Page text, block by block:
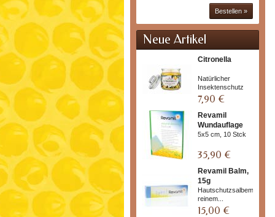
Bestellen »
Neue Artikel
Citronella
Natürlicher
Insektenschutz
7,90 €
Revamil
Wundauflage
5x5 cm, 10 Stck
35,90 €
Revamil Balm,
15g
Hautschutzsalbemit
reinem...
15,00 €